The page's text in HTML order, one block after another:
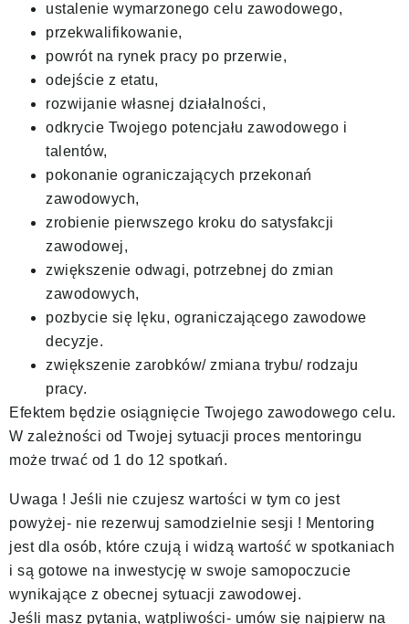
ustalenie wymarzonego celu zawodowego,
przekwalifikowanie,
powrót na rynek pracy po przerwie,
odejście z etatu,
rozwijanie własnej działalności,
odkrycie Twojego potencjału zawodowego i
talentów,
pokonanie ograniczających przekonań
zawodowych,
zrobienie pierwszego kroku do satysfakcji
zawodowej,
zwiększenie odwagi, potrzebnej do zmian
zawodowych,
pozbycie się lęku, ograniczającego zawodowe
decyzje.
zwiększenie zarobków/ zmiana trybu/ rodzaju
pracy.
Efektem będzie osiągnięcie Twojego zawodowego celu.
W zależności od Twojej sytuacji proces mentoringu
może trwać od 1 do 12 spotkań.
Uwaga ! Jeśli nie czujesz wartości w tym co jest
powyżej- nie rezerwuj samodzielnie sesji ! Mentoring
jest dla osób, które czują i widzą wartość w spotkaniach
i są gotowe na inwestycję w swoje samopoczucie
wynikające z obecnej sytuacji zawodowej.
Jeśli masz pytania, wątpliwości- umów się najpierw na